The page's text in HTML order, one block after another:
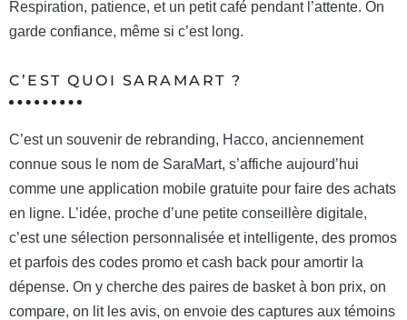
Respiration, patience, et un petit café pendant l’attente. On
garde confiance, même si c’est long.
C’EST QUOI SARAMART ?
C’est un souvenir de rebranding, Hacco, anciennement
connue sous le nom de SaraMart, s’affiche aujourd’hui
comme une application mobile gratuite pour faire des achats
en ligne. L’idée, proche d’une petite conseillère digitale,
c’est une sélection personnalisée et intelligente, des promos
et parfois des codes promo et cash back pour amortir la
dépense. On y cherche des paires de basket à bon prix, on
compare, on lit les avis, on envoie des captures aux témoins